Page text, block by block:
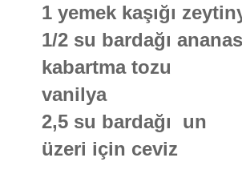
1 yemek kaşığı
1/2 su bardağı
kabartma tozu
vanilya
2,5 su bardağı un
üzeri için ceviz